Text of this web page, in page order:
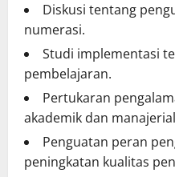
Diskusi tentang
numerasi.
Studi implementasi
pembelajaran.
Pertukaran
akademik dan
Penguatan peran
peningkatan kualitas